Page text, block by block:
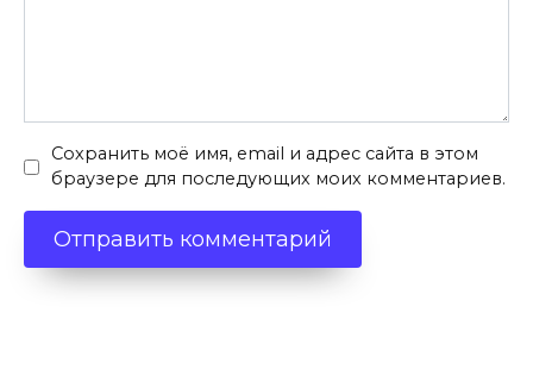
Сохранить моё имя, email и адрес сайта в этом
браузере для последующих моих комментариев.